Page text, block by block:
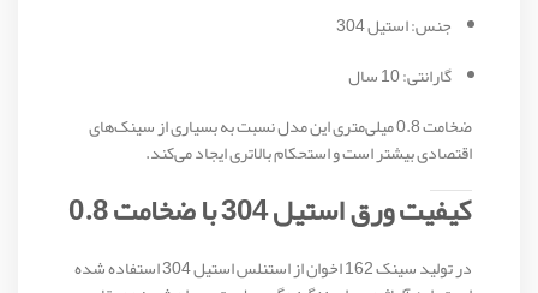
جنس: استیل 304
گارانتی: 10 سال
ضخامت 0.8 میلی‌متری این مدل نسبت به بسیاری از سینک‌های
اقتصادی بیشتر است و استحکام بالاتری ایجاد می‌کند.
کیفیت ورق استیل 304 با ضخامت 0.8
در تولید سینک 162 اخوان از استنلس استیل 304 استفاده شده